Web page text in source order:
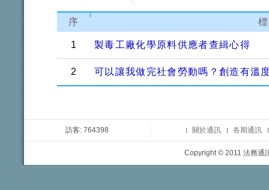
序
1 製毒工廠化學原料供應者查緝心得
2 可以讓我做完社會勞動嗎？創造有溫
訪客: 764398 關於通訊 各期通訊
Copyright © 2011 法務